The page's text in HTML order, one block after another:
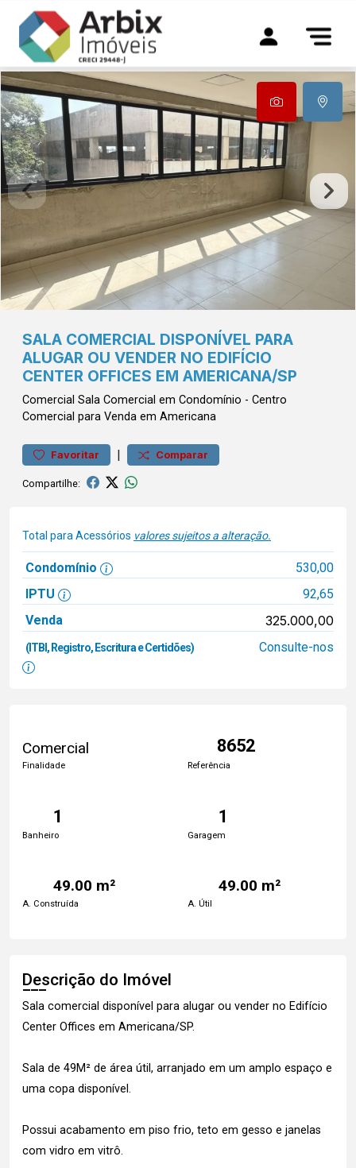
SALA COMERCIAL DISPONÍVEL PARA
ALUGAR OU VENDER NO EDIFÍCIO
CENTER OFFICES EM AMERICANA/SP
Comercial Sala Comercial em Condomínio - Centro
Comercial para Venda em Americana
Favoritar | Comparar
Compartilhe:
Total para Acessórios valores sujeitos a alteração.
Condomínio
530,00
IPTU
92,65
Venda
325.000,00
(ITBI, Registro, Escritura e Certidões) Consulte-nos
Comercial
Finalidade
8652
Referência
1
Banheiro
1
Garagem
49.00 m²
A. Construída
49.00 m²
A. Útil
Descrição do Imóvel
Sala comercial disponível para alugar ou vender no Edifício
Center Offices em Americana/SP.
Sala de 49M² de área útil, arranjado em um amplo espaço e
uma copa disponível.
Possui acabamento em piso frio, teto em gesso e janelas
com vidro em vitrô.